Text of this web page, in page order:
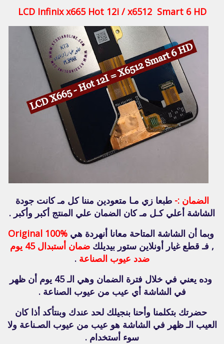
LCD Infinix x665 Hot 12i / x6512 Smart 6 HD
الضمان :- طبعا زي مـا متعودين مننا كل مـ كانت جودة
الشاشة أعلي كـل مـ كان الضمان علي المنتج أكبر وأكبر .
وبما أن الشاشة المتاحة معانا أنهردة هيOriginal 100%
, فـ قطع غيار أونلاين ستور بيديلك
ضمان أستبدال 45 يوم
ضدد عيوب الصناعة .
وده يعني في خلال فترة الضمان وهي الـ 45 يوم أن ظهر
في الشاشة أي عيب من عيوب الصناعة .
حضرتك بتكلمنا وأحنا بنجيلك لحد عندك وبنتأكد أذا كان
العيب الـ ظهر في الشاشة هو عيب من عيوب الصـناعة ولا
سوء أستخدام .